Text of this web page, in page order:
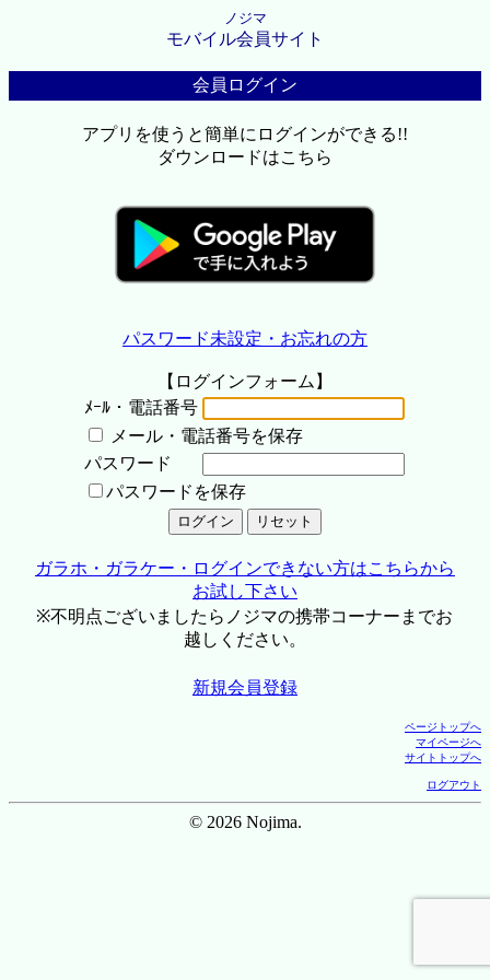
ノジマ
モバイル会員サイト
会員ログイン
アプリを使うと簡単にログインができる!!
ダウンロードはこちら
パスワード未設定・お忘れの方
【ログインフォーム】
ﾒｰﾙ・電話番号
メール・電話番号を保存
パスワード
パスワードを保存
ガラホ・ガラケー・ログインできない方はこちらから
お試し下さい
※不明点ございましたらノジマの携帯コーナーまでお
越しください。
新規会員登録
ページトップへ
マイページへ
サイトトップへ
ログアウト
© 2026 Nojima.